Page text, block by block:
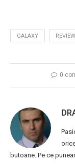
GALAXY REVIEW
0
butoane. Pe ce